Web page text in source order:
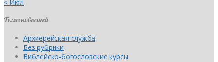
« Июл
Темы новостей
Архиерейская служба
Без рубрики
Библейско-богословские курсы